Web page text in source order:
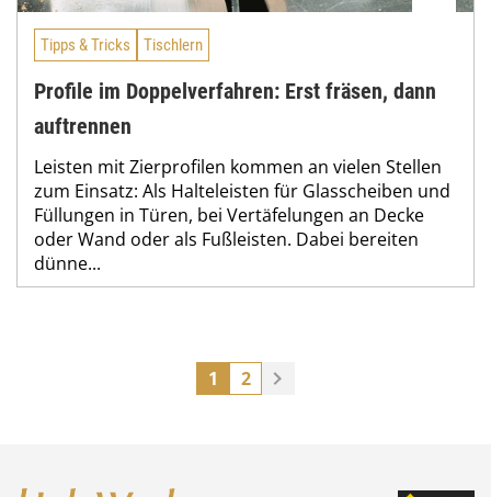
Tipps & Tricks Tischlern
Profile im Doppelverfahren: Erst fräsen, dann
auftrennen
Leisten mit Zierprofilen kommen an vielen Stellen
zum Einsatz: Als Halteleisten für Glasscheiben und
Füllungen in Türen, bei Vertäfelungen an Decke
oder Wand oder als Fußleisten. Dabei bereiten
dünne...
1 2